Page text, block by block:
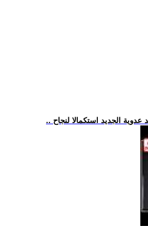
الجديد استكمالا لنجاح